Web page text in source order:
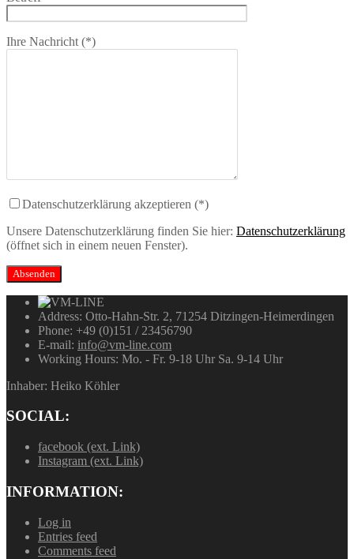
Ihre Nachricht (*)
Datenschutzerklärung akzeptieren (*)
Unsere Datenschutzerklärung finden Sie hier: Datenschutzerklärung
(öffnet sich in einem neuen Fenster).
Address: Otto-Hahn-Str. 2, 71254 Ditzingen-Heimerdingen
Phone: +49 (0)151 / 23456790
E-mail: info@vm-line.com
Working Hours: Mo. - Fr. 9-18 Uhr Sa. 9-14 Uhr
Inhaber: Heiko Köhler
SOCIAL:
facebook (ext. Link)
Instagram (ext. Link)
INFORMATION:
Log in
Entries feed
Comments feed